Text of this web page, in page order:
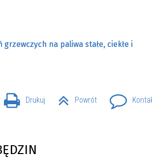
na paliwa stałe, ciekłe i
Drukuj Powrót